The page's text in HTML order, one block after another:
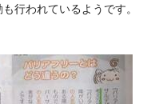
行われているようです。